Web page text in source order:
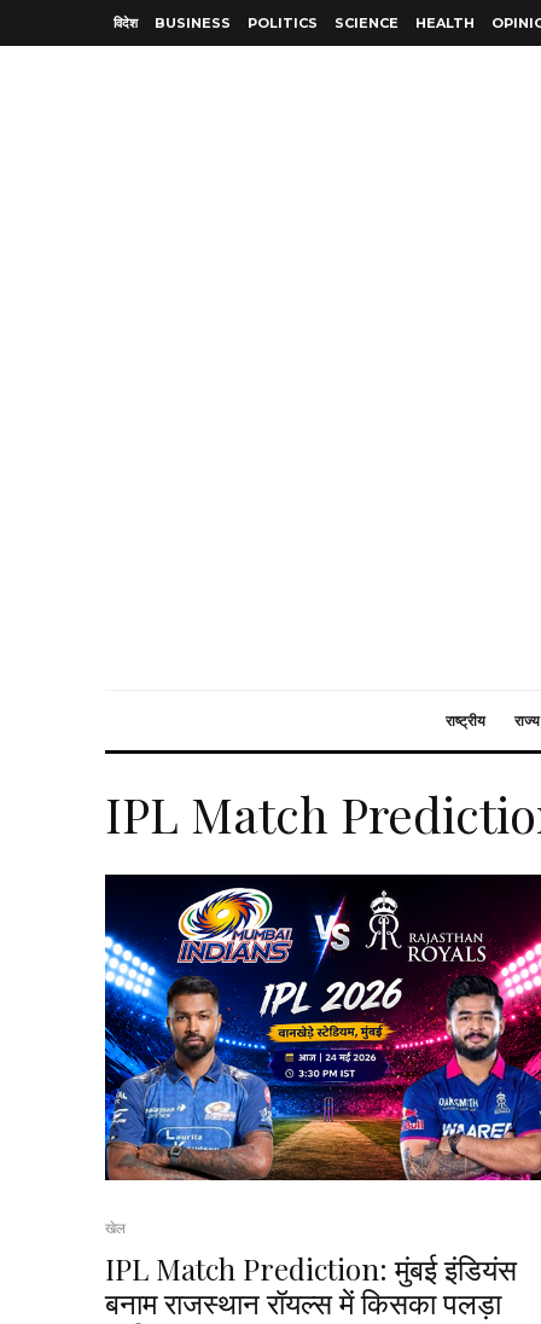
विदेश BUSINESS POLITICS SCIENCE HEALTH
राष्ट्रीय राज्य
IPL Match
खेल
IPL Match Prediction: मुंबई इंडियंस
बनाम राजस्थान रॉयल्स में किसका पलड़ा